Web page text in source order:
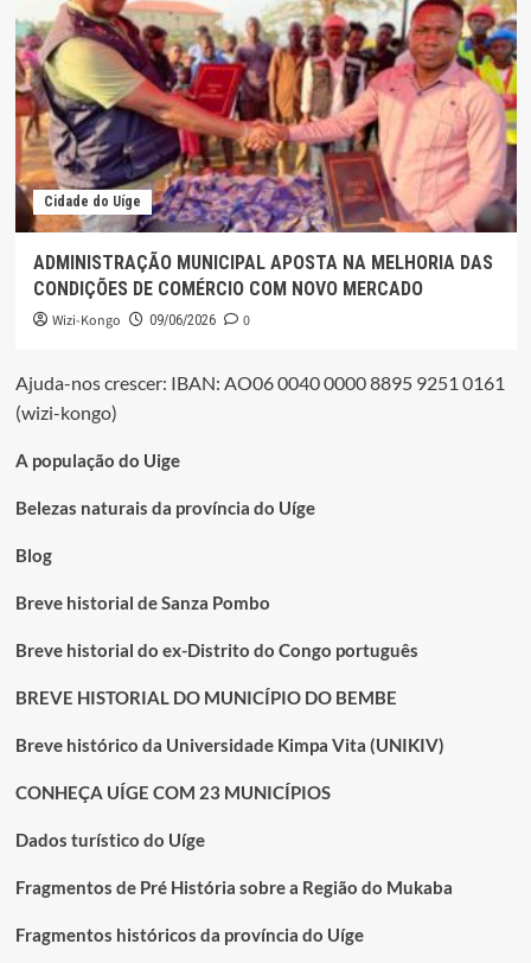
Cidade do Uíge
ADMINISTRAÇÃO MUNICIPAL APOSTA NA MELHORIA DAS
CONDIÇÕES DE COMÉRCIO COM NOVO MERCADO
Wizi-Kongo 09/06/2026 0
Ajuda-nos crescer: IBAN: AO06 0040 0000 8895 9251 0161
(wizi-kongo)
A população do Uige
Belezas naturais da província do Uíge
Blog
Breve historial de Sanza Pombo
Breve historial do ex-Distrito do Congo português
BREVE HISTORIAL DO MUNICÍPIO DO BEMBE
Breve histórico da Universidade Kimpa Vita (UNIKIV)
CONHEÇA UÍGE COM 23 MUNICÍPIOS
Dados turístico do Uíge
Fragmentos de Pré História sobre a Região do Mukaba
Fragmentos históricos da província do Uíge